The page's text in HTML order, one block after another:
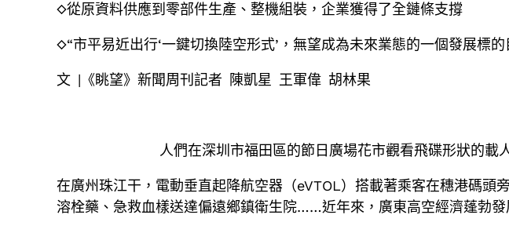
◇從原資料供應到零部件生產、整機組裝，企業獲得了全鏈條支撐
◇“市平易近出行‘一鍵切換陸空形式’，無望成為未來業態的一個發展標的
文 |《眺望》新聞周刊記者 陳凱星 王軍偉 胡林果
人們在深圳市福田區的節日廣場花市觀看飛碟形狀的
在廣州珠江干，電動垂直起降航空器（eVTOL）搭載著乘客在穗港碼
溶栓藥、急救血樣送達偏遠鄉鎮衛生院……近年來，廣東高空經濟蓬勃發